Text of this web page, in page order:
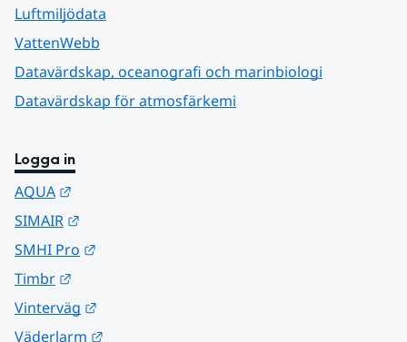
Luftmiljödata
VattenWebb
Datavärdskap, oceanografi och marinbiologi
Datavärdskap för atmosfärkemi
Logga in
AQUA
SIMAIR
SMHI Pro
Timbr
Vinterväg
Väderlarm